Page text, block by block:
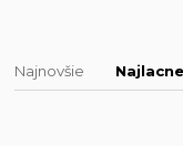
Najnovšie